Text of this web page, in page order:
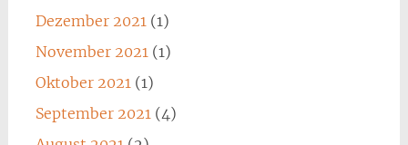
Dezember 2021(1)
November 2021(1)
Oktober 2021(1)
September 2021(4)